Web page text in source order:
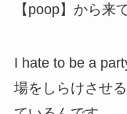
【poop】から来
I hate to be a
場をしらけさせ